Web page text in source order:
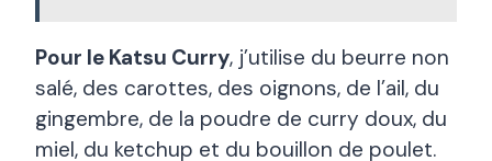
Pour le Katsu Curry, j’utilise du beurre non
salé, des carottes, des oignons, de l’ail, du
gingembre, de la poudre de curry doux, du
miel, du ketchup et du bouillon de poulet.